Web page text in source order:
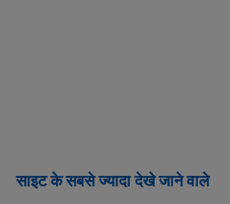
साइट के सबसे ज्यादा देखे जाने वाले